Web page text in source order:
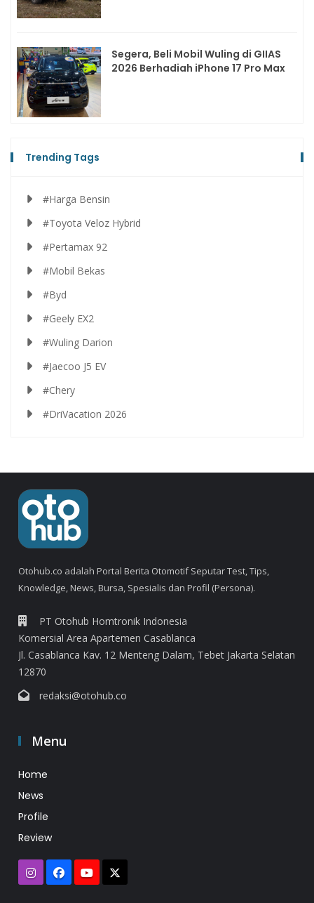
Segera, Beli Mobil Wuling di GIIAS
2026 Berhadiah iPhone 17 Pro Max
Trending Tags
#Harga Bensin
#Toyota Veloz Hybrid
#Pertamax 92
#Mobil Bekas
#Byd
#Geely EX2
#Wuling Darion
#Jaecoo J5 EV
#Chery
#DriVacation 2026
Otohub.co adalah Portal Berita Otomotif Seputar Test, Tips,
Knowledge, News, Bursa, Spesialis dan Profil (Persona).
PT Otohub Homtronik Indonesia
Komersial Area Apartemen Casablanca
Jl. Casablanca Kav. 12 Menteng Dalam, Tebet Jakarta Selatan
12870
redaksi@otohub.co
Menu
Home
News
Profile
Review